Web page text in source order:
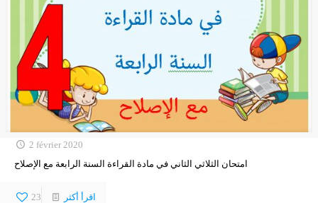
2 février 2020
امتحان الثلاثي الثاني في مادة القراءة السنة الرابعة مع الإصلاح
23 اقرأ أكثر